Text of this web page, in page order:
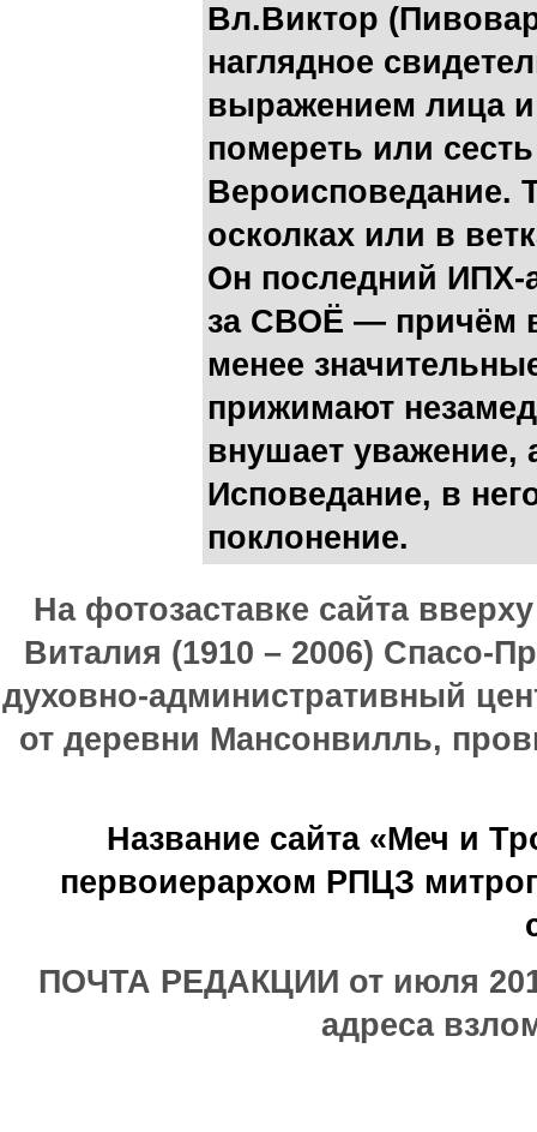
Вл.Виктор
наглядное
выражением лица и
помереть или
Вероисповедание.
осколках или в
Он последний ИПХ-
за СВОЁ — причём
менее
прижимают
внушает уважение,
Исповедание, в
поклонение.
На фотозаставке сайта
Виталия (1910 – 2006) Спасо-
духовно-административный
от деревни Мансонвилль,
Название сайта «Меч и
первоиерархом РПЦЗ
ПОЧТА РЕДАКЦИИ от июля
адреса